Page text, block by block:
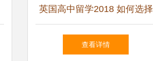
英国高中留学2018 如何选择
一个靠谱的自费出国留学中介
查看详情